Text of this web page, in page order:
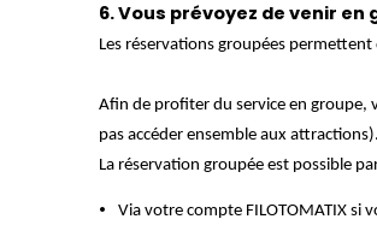
6. Vous prévoyez de venir en
Les réservations groupées
Afin de profiter du service en groupe,
pas accéder ensemble aux attractions).
La réservation groupée est possible
Via votre compte FILOTOMATIX si